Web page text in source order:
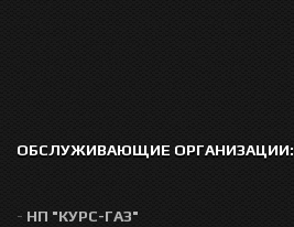
ОБСЛУЖИВАЮЩИЕ ОРГАНИЗАЦИИ:
- НП "КУРС-ГАЗ"